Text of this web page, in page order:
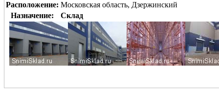
Расположение: Московская область, Дзержинский
Назначение:
Склад